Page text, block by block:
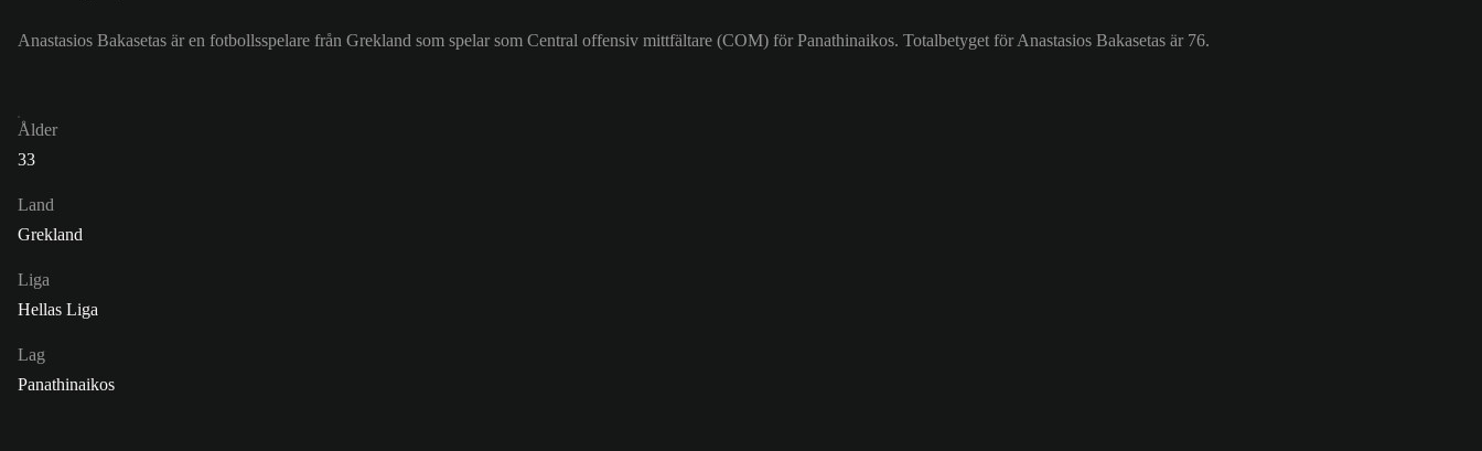
Anastasios Bakasetas är en fotbollsspelare från Grekland som spelar som Central offensiv mittfältare (COM) för Panathinaikos. Totalbetyget för Anastasios Bakasetas är 76.
Ålder
33
Land
Grekland
Liga
Hellas Liga
Lag
Panathinaikos